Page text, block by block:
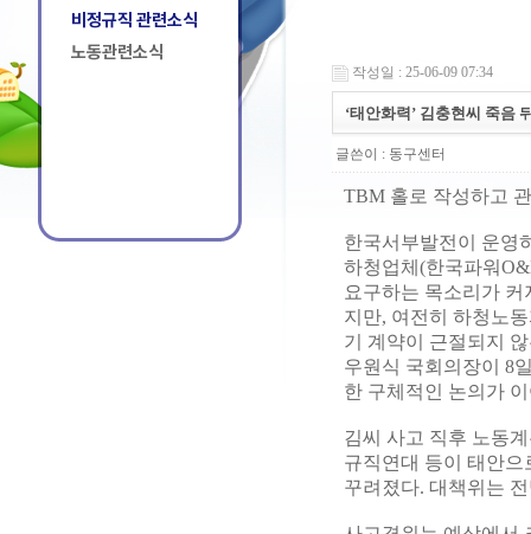
비정규직 관련소식
노동관련소식
작성일 : 25-06-09 07:34
‘태안화력’ 김충현씨 죽음
글쓴이 : 동구센터
TBM 홀로 작성하고
한국서부발전이 운영
하청업체(한국파워
요구하는 목소리가 커
지만, 여전히 하청노
기 계약이 근절되지
우원식 국회의장이 8
한 구체적인 논의가
김씨 사고 직후 노동
규직연대 등이 태안으
꾸려졌다. 대책위는